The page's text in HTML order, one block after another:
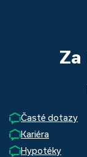
Za
Časté dotazy
Kariéra
Hypotéky